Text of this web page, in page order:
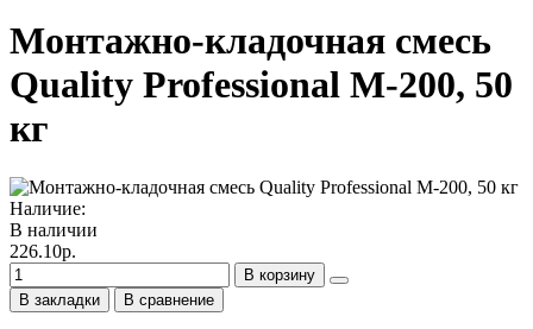
Монтажно-кладочная смесь
Quality Professional М-200, 50
кг
Наличие:
В наличии
226.10р.
В корзину
В закладки
В сравнение